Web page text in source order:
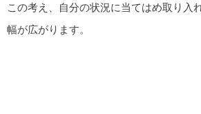
この考え、自分の状況に当てはめ取り入
幅が広がります。